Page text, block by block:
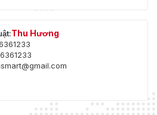
Thu Hương